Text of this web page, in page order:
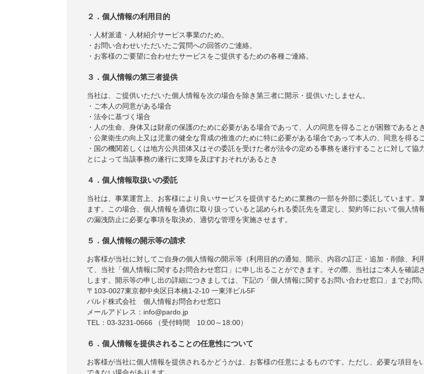
２．個人情報の利用目的
・人材派遣・人材紹介サービス事業のため。
・お問い合わせいただいたご質問への回答のご連絡。
・お客様のご要望に合わせたサービスをご提供するための各種ご連絡。
３．個人情報の第三者提供
当社は、ご提供いただいた個人情報を次の場合を除き第三者に開示・提供いたしません。
・ご本人の同意がある場合
・法令に基づく場合
・人の生命、身体又は財産の保護のために必要がある場合であって、人の同意を得ることが困難であるとき
・公衆衛生の向上又は児童の健全な育成の推進のために特に必要がある場合であって本人の、同意を得る
・国の機関若しくは地方公共団体又はその委託を受けた者が法令の定める事務を遂行することに対して協
とによって当該事務の遂行に支障を及ぼすおそれがあるとき
４．個人情報取扱いの委託
当社は、事業運営上、お客様により良いサービスを提供するために業務の一部を外部に委託しています。
ます。この場合、個人情報を適切に取り扱っていると認められる委託先を選定し、契約等において個人
の漏洩防止に必要な事項を取決め、適切な管理を実施させます。
５．個人情報の開示等の請求
お客様が当社に対してご自身の個人情報の開示等（利用目的の通知、開示、内容の訂正・追加・削除、利
て、当社「個人情報に関するお問合わせ窓口」に申し出ることができます。その際、当社はご本人を確認
します。開示等の申し出の詳細につきましては、下記の「個人情報に関するお問い合わせ窓口」までお問
〒103-0027東京都中央区日本橋1-2-10 一東洋ビル5F
パルド株式会社 個人情報お問合わせ窓口
メールアドレス：info@pardo.jp
TEL：03-3231-0666 （受付時間 10:00～18:00）
６．個人情報を提供されることの任意性について
お客様が当社に個人情報を提供されるかどうかは、お客様の任意によるものです。ただし、必要な項目